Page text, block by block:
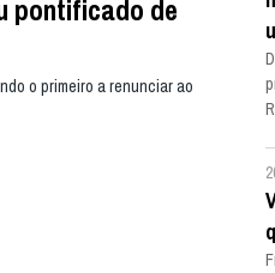
pontificado de
o primeiro a renunciar ao